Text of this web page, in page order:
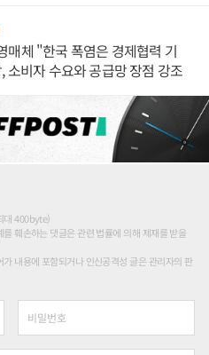
매체 "한국 폭염은 경제협력 기
소비자 수요와 공급망 장점 강조
대 400byte)
훼손하는 댓글은 관련 법률에 의해 제재를 받을
내용에 포함되거나 인신공격성 글은 관리자의 판